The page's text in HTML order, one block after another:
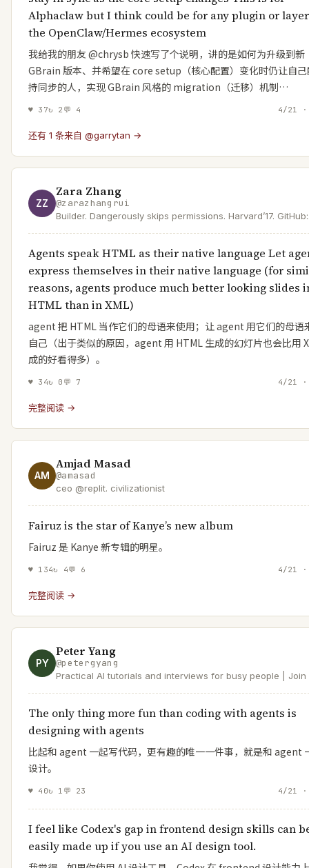
Alphaclaw but I think could be for any plugin or
the OpenClaw/Hermes ecosystem
我给我的朋友 @chrysb 快速写了个说明，讲的是如何为升级到新
GBrain 版本、并希望在 core setup（核心配置）变化时仍让自
持同步的人，实现 GBrain 风格的 migration（迁移）机制…
♥ 37↻ 2 💬 4 4/21
还有 1 条来自 @garrytan →
ZZ
Zara Zhang
@zarazhangrui
Builder. Dangerously skips permissions. Harvard’17. GitHub:
Agents speak HTML as their native language Let
express themselves in their native language (for
reasons, agents produce much better looking slides
HTML than in XML)
agent 把 HTML 当作它们的母语来使用；让 agent 用它们的母语
自己（出于类似的原因，agent 用 HTML 生成的幻灯片也会比用
成的好看得多）。
♥ 34↻ 0 💬 7 4/21
完整阅读 →
AM
Amjad Masad
@amasad
ceo @replit. civilizationist
Fairuz is the star of Kanye’s new album
Fairuz 是 Kanye 新专辑的明星。
♥ 134↻ 4💬 6 4/21
完整阅读 →
PY
Peter Yang
@petergyang
Practical AI tutorials and interviews for busy people | Join
The only thing more fun than coding with agents is
designing with agents
比起和 agent 一起写代码，更有趣的唯一一件事，就是和 agent
设计。
♥ 40↻ 1 💬 23 4/21
I feel like Codex's gap in frontend design skills can
easily made up if you use an AI design tool.